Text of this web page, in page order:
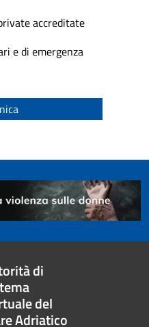
accreditate
e di emergenza
di
del
Adriatico